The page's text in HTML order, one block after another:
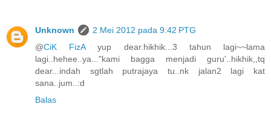
Unknown
2 Mei 2012 pada 9:42 PTG
@CiK FizAyup dear.hikhik...3 tahun lagi~~lama
lagi..hehee..ya..."kami bagga menjadi guru'..hikhik,,tq
dear...indah sgtlah putrajaya tu..nk jalan2 lagi kat
sana..jum..:d
Balas